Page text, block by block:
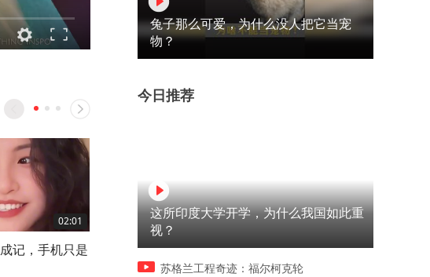
02:01
记，手机只是
01:27
冰上情缘：马克夫妇深情演绎
浪漫冰舞
福建舰崛起：东大航母工业
领美警视野转变
兔子那么可爱，为什么没人把它当宠
物？
今日推荐
这所印度大学开学，为什么我国如此重
视？
苏格兰工程奇迹：福尔柯克轮